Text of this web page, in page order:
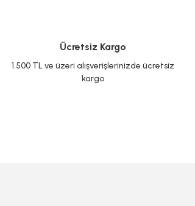
Ücretsiz Kargo
1.500 TL ve üzeri alışverişlerinizde ücretsiz
kargo